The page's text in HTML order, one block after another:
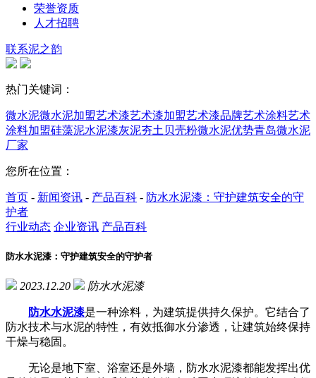
荣誉资质
人才招聘
联系泥之韵
热门关键词：
微水泥微水泥加盟艺术漆艺术漆加盟艺术漆品牌艺术涂料艺术
涂料加盟硅藻泥水泥漆灰泥夯土 贝壳粉微水泥优势青岛微水泥
厂家
您所在位置：
首页 - 新闻资讯 - 产品百科 - 防水水泥漆：守护建筑安全的守
护者
行业动态 企业资讯 产品百科
防水水泥漆：守护建筑安全的守护者
2023.12.20 防水水泥漆
防水水泥漆是一种涂料，为建筑提供持久保护。它结合了
防水技术与水泥的特性，有效抵御水分渗透，让建筑始终保持
干燥与稳固。
无论是地下室、浴室还是外墙，防水水泥漆都能发挥出优